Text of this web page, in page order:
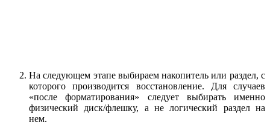
На следующем этапе выбираем накопитель или раздел, с
которого производится восстановление. Для случаев
«после форматирования» следует выбирать именно
физический диск/флешку, а не логический раздел на
нем.